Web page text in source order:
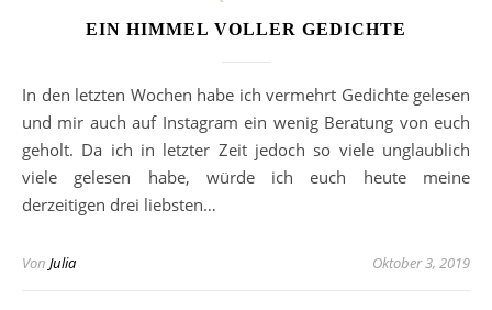
EIN HIMMEL VOLLER GEDICHTE
In den letzten Wochen habe ich vermehrt Gedichte gelesen
und mir auch auf Instagram ein wenig Beratung von euch
geholt. Da ich in letzter Zeit jedoch so viele unglaublich
viele gelesen habe, würde ich euch heute meine
derzeitigen drei liebsten…
Von Julia Oktober 3, 2019